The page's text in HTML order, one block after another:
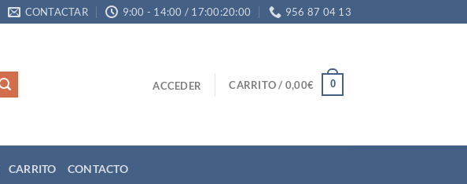
CONTACTAR 9:00 - 14:00 / 17:00:20:00 956 87 04 13
ACCEDER CARRITO / 0,00€ 0
CARRITO CONTACTO